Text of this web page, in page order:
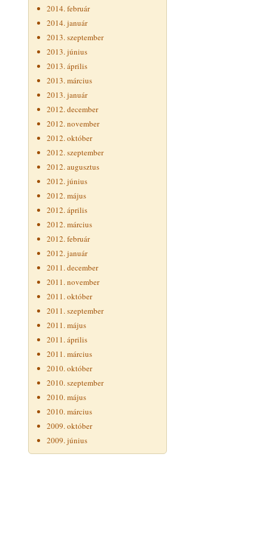
2014. február
2014. január
2013. szeptember
2013. június
2013. április
2013. március
2013. január
2012. december
2012. november
2012. október
2012. szeptember
2012. augusztus
2012. június
2012. május
2012. április
2012. március
2012. február
2012. január
2011. december
2011. november
2011. október
2011. szeptember
2011. május
2011. április
2011. március
2010. október
2010. szeptember
2010. május
2010. március
2009. október
2009. június